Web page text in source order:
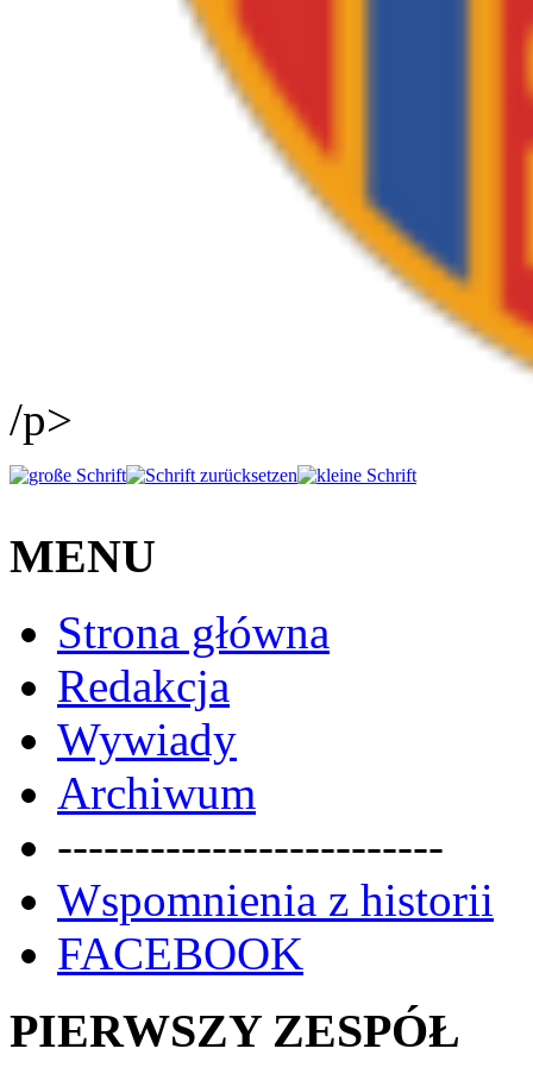
/p>
MENU
Strona główna
Redakcja
Wywiady
Archiwum
-------------------------
Wspomnienia z historii
FACEBOOK
PIERWSZY ZESPÓŁ